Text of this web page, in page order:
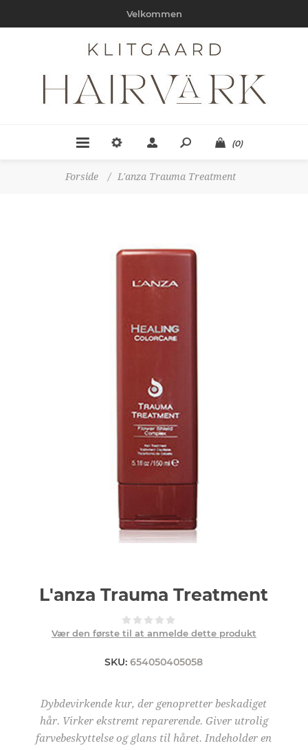
Velkommen
(0)
Forside / L'anza Trauma Treatment
L'anza Trauma Treatment
Vær den første til at anmelde dette produkt
SKU: 654050405058
Dybdevirkende kur, der genopretter beskadiget
hår. Virker ekstremt reparerende. Giver utrolig
farvebeskyttelse og glans til håret. Indeholder en